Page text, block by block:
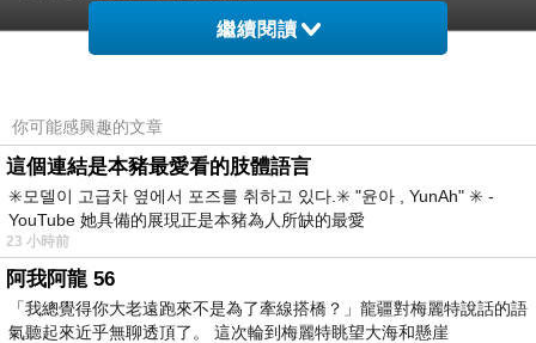
之所以訂房首選是HOTELS.COM原因有二：
批踢踢1.訂十次送一晚
這個算是hotels的常駐活動！累積10晚 即可獲得
免費住宿1晚！(無使用優惠碼即可累積)
如果找不到優惠碼的話
繼續閱讀
你可能感興趣的文章
這個連結是本豬最愛看的肢體語言
✳️모델이 고급차 옆에서 포즈를 취하고 있다.✳️ "윤아 , YunAh" ✳️ -
YouTube 她具備的展現正是本豬為人所缺的最愛
23 小時前
阿我阿龍 56
「我總覺得你大老遠跑來不是為了牽線搭橋？」龍疆對梅麗特說話的語
氣聽起來近乎無聊透頂了。 這次輪到梅麗特眺望大海和懸崖